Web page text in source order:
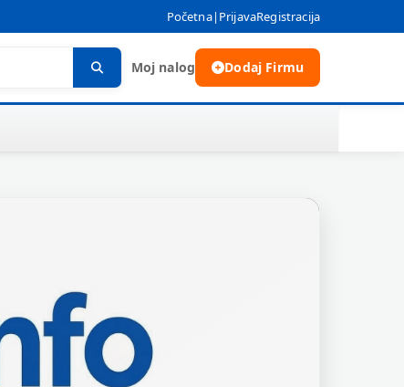
Početna| PrijavaRegistracija
Moj nalog Dodaj Firmu